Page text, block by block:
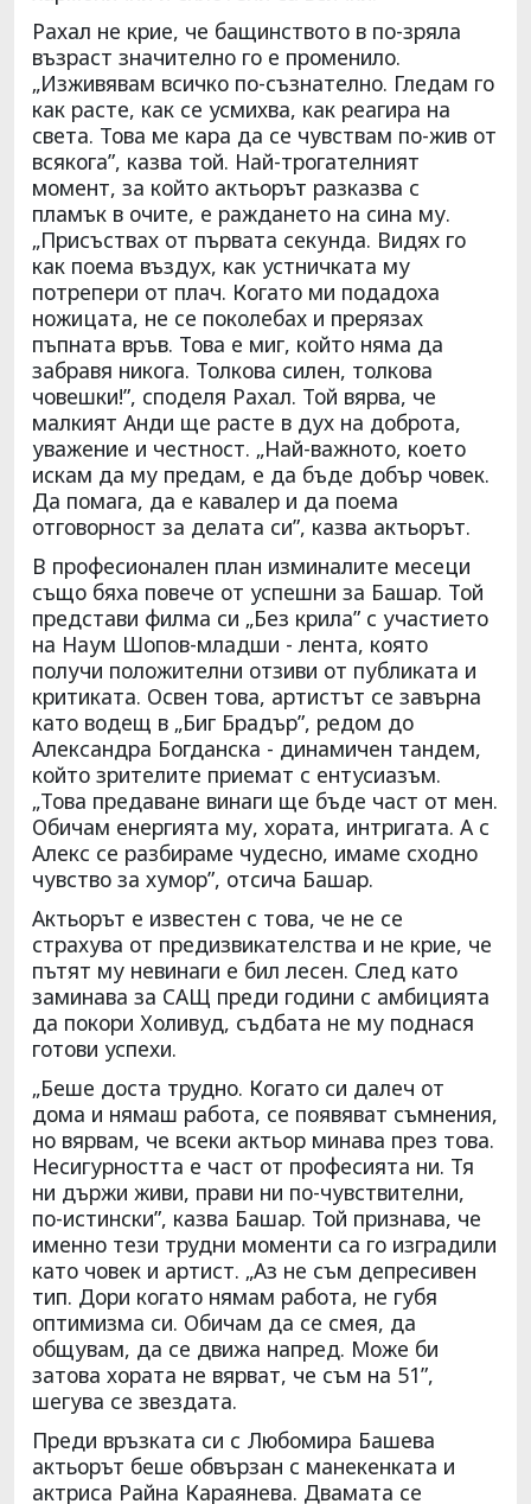
Рахал не крие, че бащинството в по-зряла
възраст значително го е променило.
„Изживявам всичко по-съзнателно. Гледам го
как расте, как се усмихва, как реагира на
света. Това ме кара да се чувствам по-жив от
всякога”, казва той. Най-трогателният
момент, за който актьорът разказва с
пламък в очите, е раждането на сина му.
„Присъствах от първата секунда. Видях го
как поема въздух, как устничката му
потрепери от плач. Когато ми подадоха
ножицата, не се поколебах и прерязах
пъпната връв. Това е миг, който няма да
забравя никога. Толкова силен, толкова
човешки!”, споделя Рахал. Той вярва, че
малкият Анди ще расте в дух на доброта,
уважение и честност. „Най-важното, което
искам да му предам, е да бъде добър човек.
Да помага, да е кавалер и да поема
отговорност за делата си”, казва актьорът.
В професионален план изминалите месеци
също бяха повече от успешни за Башар. Той
представи филма си „Без крила” с участието
на Наум Шопов-младши - лента, която
получи положителни отзиви от публиката и
критиката. Освен това, артистът се завърна
като водещ в „Биг Брадър”, редом до
Александра Богданска - динамичен тандем,
който зрителите приемат с ентусиазъм.
„Това предаване винаги ще бъде част от мен.
Обичам енергията му, хората, интригата. А с
Алекс се разбираме чудесно, имаме сходно
чувство за хумор”, отсича Башар.
Актьорът е известен с това, че не се
страхува от предизвикателства и не крие, че
пътят му невинаги е бил лесен. След като
заминава за САЩ преди години с амбицията
да покори Холивуд, съдбата не му поднася
готови успехи.
„Беше доста трудно. Когато си далеч от
дома и нямаш работа, се появяват съмнения,
но вярвам, че всеки актьор минава през това.
Несигурността е част от професията ни. Тя
ни държи живи, прави ни по-чувствителни,
по-истински”, казва Башар. Той признава, че
именно тези трудни моменти са го изградили
като човек и артист. „Аз не съм депресивен
тип. Дори когато нямам работа, не губя
оптимизма си. Обичам да се смея, да
общувам, да се движа напред. Може би
затова хората не вярват, че съм на 51”,
шегува се звездата.
Преди връзката си с Любомира Башева
актьорът беше обвързан с манекенката и
актриса Райна Караянева. Двамата се